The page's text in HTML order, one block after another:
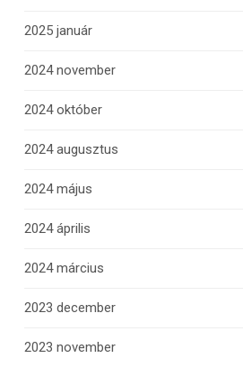
2025 január
2024 november
2024 október
2024 augusztus
2024 május
2024 április
2024 március
2023 december
2023 november